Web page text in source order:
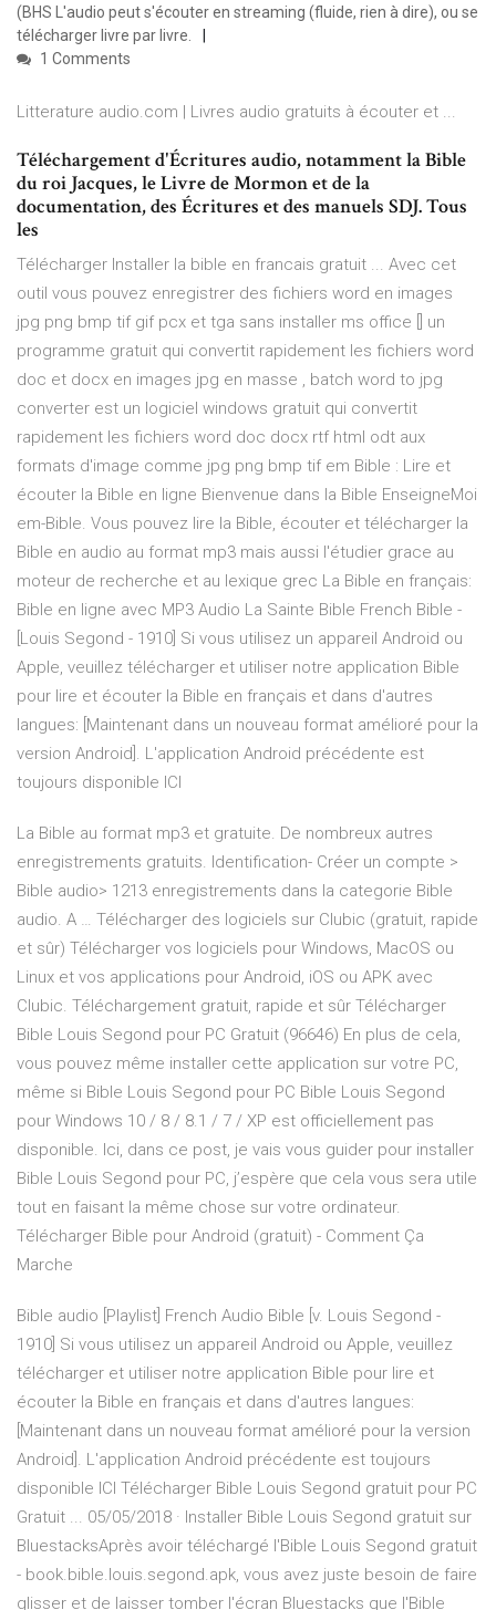
(BHS L'audio peut s'écouter en streaming (fluide, rien à dire), ou se
télécharger livre par livre.
1 Comments
Litterature audio.com | Livres audio gratuits à écouter et ...
Téléchargement d'Écritures audio, notamment la Bible
du roi Jacques, le Livre de Mormon et de la
documentation, des Écritures et des manuels SDJ. Tous
les
Télécharger Installer la bible en francais gratuit ... Avec cet
outil vous pouvez enregistrer des fichiers word en images
jpg png bmp tif gif pcx et tga sans installer ms office [] un
programme gratuit qui convertit rapidement les fichiers word
doc et docx en images jpg en masse , batch word to jpg
converter est un logiciel windows gratuit qui convertit
rapidement les fichiers word doc docx rtf html odt aux
formats d'image comme jpg png bmp tif em Bible : Lire et
écouter la Bible en ligne Bienvenue dans la Bible EnseigneMoi
em-Bible. Vous pouvez lire la Bible, écouter et télécharger la
Bible en audio au format mp3 mais aussi l'étudier grace au
moteur de recherche et au lexique grec La Bible en français:
Bible en ligne avec MP3 Audio La Sainte Bible French Bible -
[Louis Segond - 1910] Si vous utilisez un appareil Android ou
Apple, veuillez télécharger et utiliser notre application Bible
pour lire et écouter la Bible en français et dans d'autres
langues: [Maintenant dans un nouveau format amélioré pour la
version Android]. L'application Android précédente est
toujours disponible ICI
La Bible au format mp3 et gratuite. De nombreux autres
enregistrements gratuits. Identification- Créer un compte >
Bible audio> 1213 enregistrements dans la categorie Bible
audio. A … Télécharger des logiciels sur Clubic (gratuit, rapide
et sûr) Télécharger vos logiciels pour Windows, MacOS ou
Linux et vos applications pour Android, iOS ou APK avec
Clubic. Téléchargement gratuit, rapide et sûr Télécharger
Bible Louis Segond pour PC Gratuit (96646) En plus de cela,
vous pouvez même installer cette application sur votre PC,
même si Bible Louis Segond pour PC Bible Louis Segond
pour Windows 10 / 8 / 8.1 / 7 / XP est officiellement pas
disponible. Ici, dans ce post, je vais vous guider pour installer
Bible Louis Segond pour PC, j’espère que cela vous sera utile
tout en faisant la même chose sur votre ordinateur.
Télécharger Bible pour Android (gratuit) - Comment Ça
Marche
Bible audio [Playlist] French Audio Bible [v. Louis Segond -
1910] Si vous utilisez un appareil Android ou Apple, veuillez
télécharger et utiliser notre application Bible pour lire et
écouter la Bible en français et dans d'autres langues:
[Maintenant dans un nouveau format amélioré pour la version
Android]. L'application Android précédente est toujours
disponible ICI Télécharger Bible Louis Segond gratuit pour PC
Gratuit ... 05/05/2018 · Installer Bible Louis Segond gratuit sur
BluestacksAprès avoir téléchargé l'Bible Louis Segond gratuit
- book.bible.louis.segond.apk, vous avez juste besoin de faire
glisser et de laisser tomber l'écran Bluestacks que l'Bible